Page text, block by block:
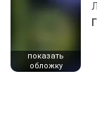
показать
обложку